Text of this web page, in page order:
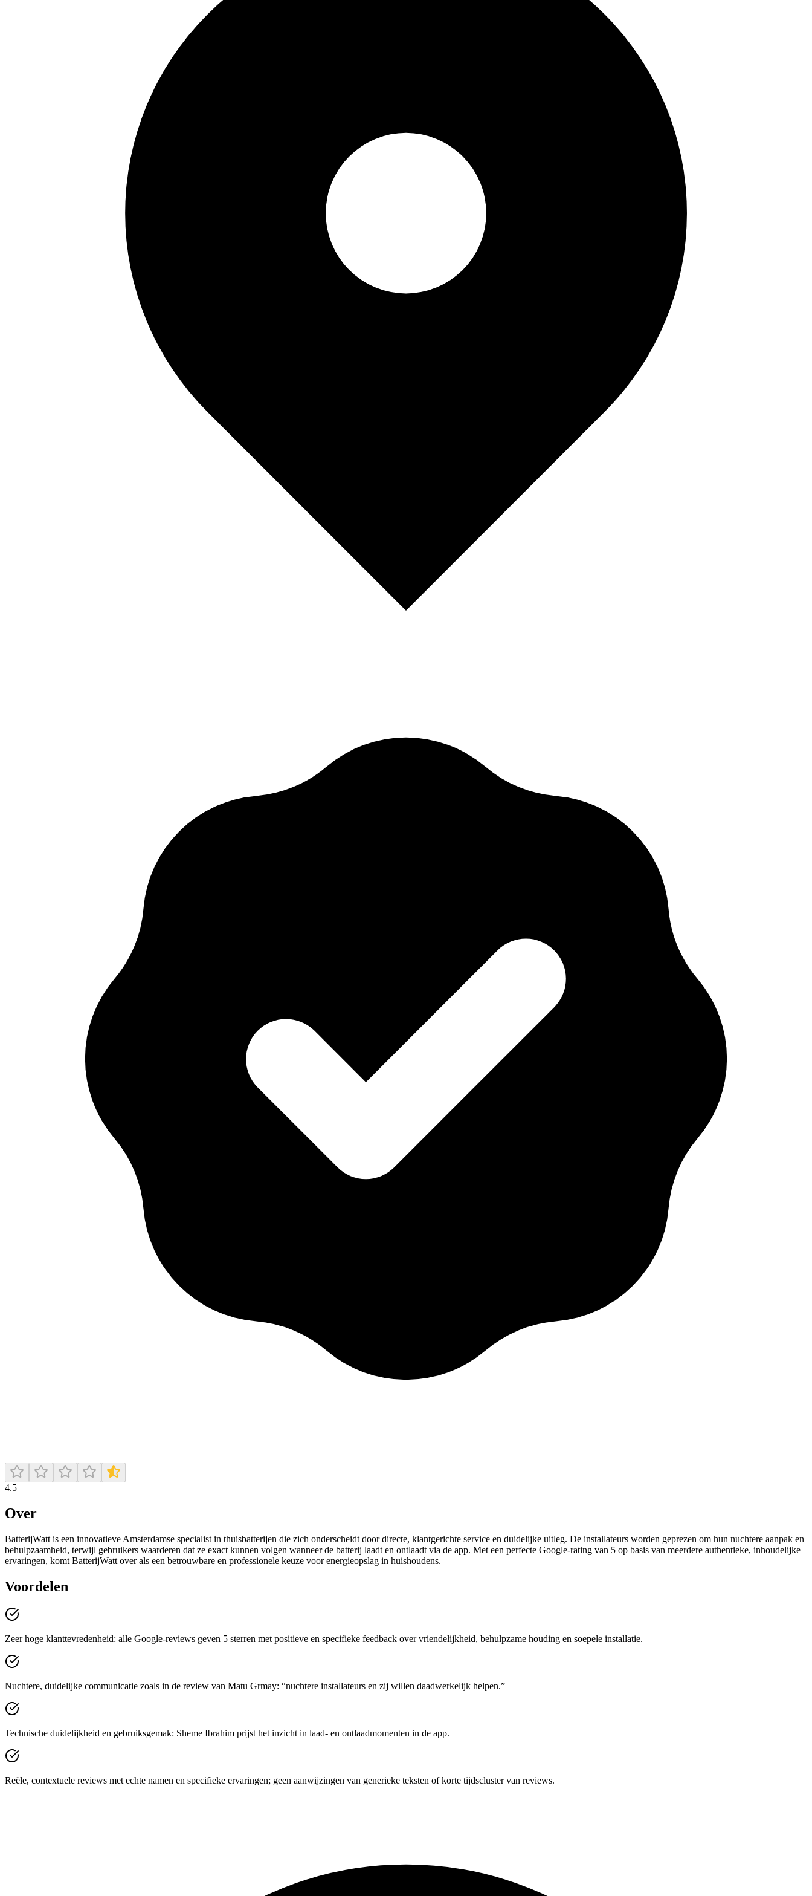
4.5
Over
BatterijWatt is een innovatieve Amsterdamse specialist in thuisbatterijen die zich onderscheidt door directe, klantgerichte service en duidelijke uitleg. De installateurs worden geprezen om hun nuchtere aanpak en
behulpzaamheid, terwijl gebruikers waarderen dat ze exact kunnen volgen wanneer de batterij laadt en ontlaadt via de app. Met een perfecte Google-rating van 5 op basis van meerdere authentieke, inhoudelijke
ervaringen, komt BatterijWatt over als een betrouwbare en professionele keuze voor energieopslag in huishoudens.
Voordelen
Zeer hoge klanttevredenheid: alle Google-reviews geven 5 sterren met positieve en specifieke feedback over vriendelijkheid, behulpzame houding en soepele installatie.
Nuchtere, duidelijke communicatie zoals in de review van Matu Grmay: “nuchtere installateurs en zij willen daadwerkelijk helpen.”
Technische duidelijkheid en gebruiksgemak: Sheme Ibrahim prijst het inzicht in laad- en ontlaadmomenten in de app.
Reële, contextuele reviews met echte namen en specifieke ervaringen; geen aanwijzingen van generieke teksten of korte tijdscluster van reviews.